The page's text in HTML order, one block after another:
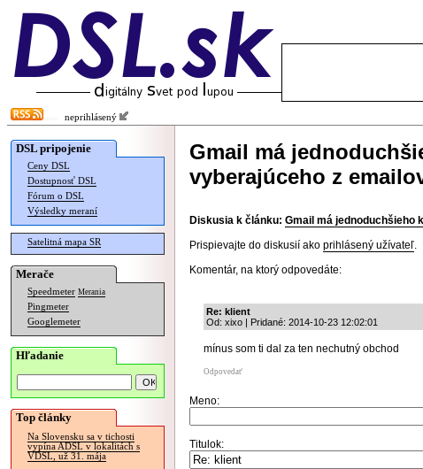
neprihlásený
DSL pripojenie
Ceny DSL
Dostupnosť DSL
Fórum o DSL
Výsledky meraní
Satelitná mapa SR
Merače
Speedmeter Merania
Pingmeter
Googlemeter
Hľadanie
Top články
Na Slovensku sa v tichosti
vypína ADSL v lokalitách s
VDSL, už 31. mája
Gmail má
vyberajúceho z
Diskusia k článku: Gmail má jednoduchšieho
Prispievajte do diskusií ako prihlásený užívateľ.
Komentár, na ktorý odpovedáte:
Re: klient
Od: xixo | Pridané: 2014-10-23 12:02:01
mínus som ti dal za ten nechutný obchod
Odpovedať
Meno:
Titulok: